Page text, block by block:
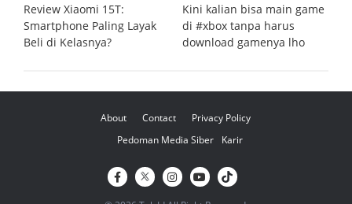
Review Xiaomi 15T:
Smartphone Paling Layak
Beli di Kelasnya?
Kini kalian bisa main game
di #xbox tanpa harus
download gamenya lho
About Contact
Privacy Policy
Pedoman Media Siber
Karir